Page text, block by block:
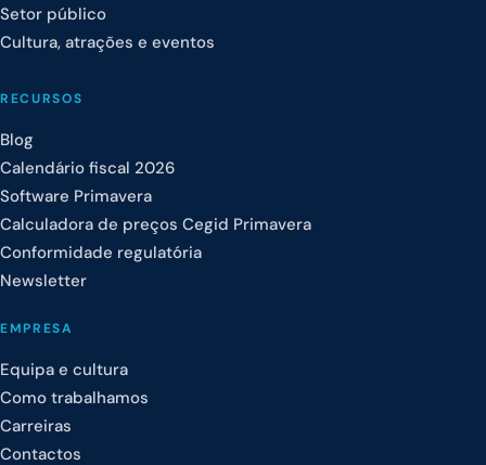
Setor público
Cultura, atrações e eventos
RECURSOS
Blog
Calendário fiscal 2026
Software Primavera
Calculadora de preços Cegid Primavera
Conformidade regulatória
Newsletter
EMPRESA
Equipa e cultura
Como trabalhamos
Carreiras
Contactos